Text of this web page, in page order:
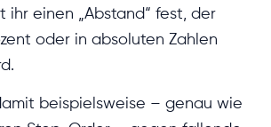
ihr einen „Abstand“ fest, der
oder in absoluten Zahlen
beispielsweise – genau wie